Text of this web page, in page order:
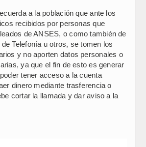
a la población que ante los
recibidos por personas que
de ANSES, o como también de
Telefonía u otros, se tomen los
y no aporten datos personales o
ya que el fin de esto es generar
tener acceso a la cuenta
dinero mediante trasferencia o
cortar la llamada y dar aviso a la